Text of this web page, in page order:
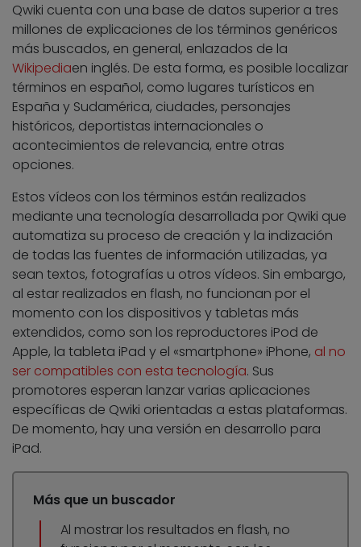
Qwiki cuenta con una base de datos superior a tres
millones de explicaciones de los términos genéricos
más buscados, en general, enlazados de la
Wikipediaen inglés. De esta forma, es posible localizar
términos en español, como lugares turísticos en
España y Sudamérica, ciudades, personajes
históricos, deportistas internacionales o
acontecimientos de relevancia, entre otras
opciones.
Estos vídeos con los términos están realizados
mediante una tecnología desarrollada por Qwiki que
automatiza su proceso de creación y la indización
de todas las fuentes de información utilizadas, ya
sean textos, fotografías u otros vídeos. Sin embargo,
al estar realizados en flash, no funcionan por el
momento con los dispositivos y tabletas más
extendidos, como son los reproductores iPod de
Apple, la tableta iPad y el «smartphone» iPhone, al no
ser compatibles con esta tecnología. Sus
promotores esperan lanzar varias aplicaciones
específicas de Qwiki orientadas a estas plataformas.
De momento, hay una versión en desarrollo para
iPad.
Más que un buscador
Al mostrar los resultados en flash, no